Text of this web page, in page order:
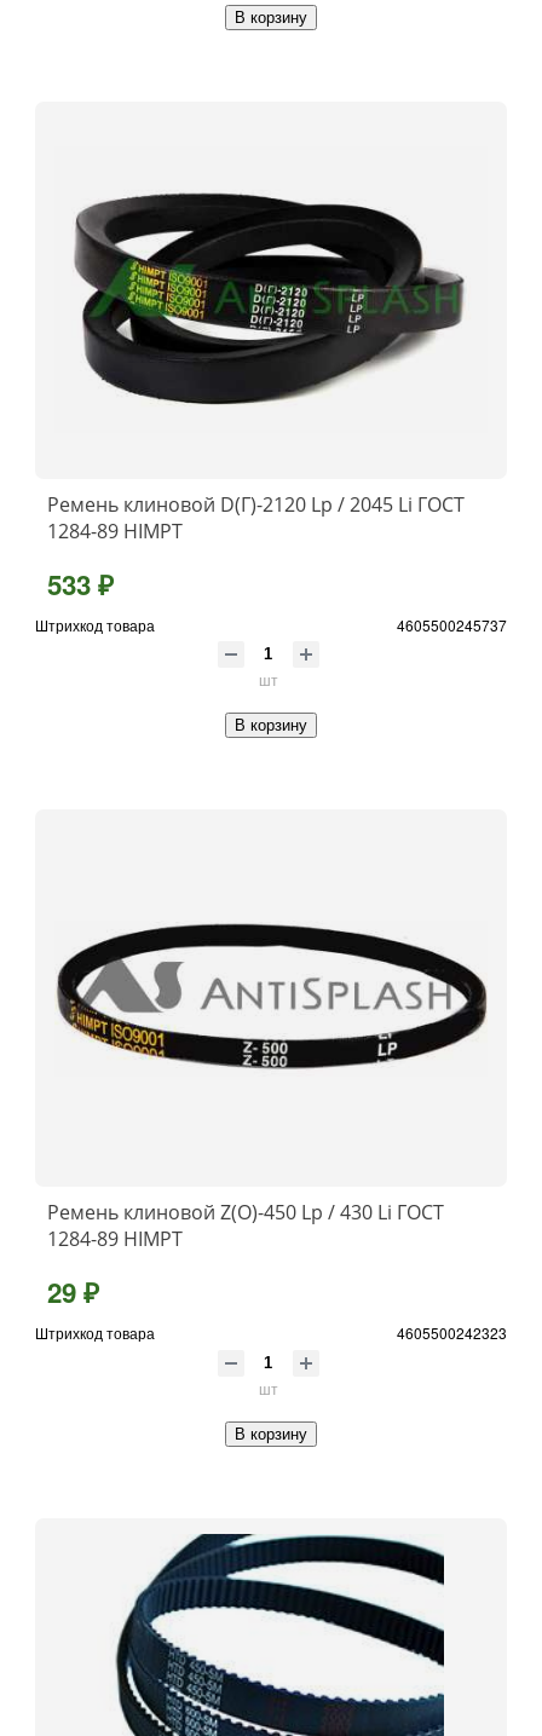
В корзину
Ремень клиновой D(Г)-2120 Lp / 2045 Li ГОСТ
1284-89 HIMPT
533 ₽
Штрихкод товара 4605500245737
шт
В корзину
Ремень клиновой Z(О)-450 Lp / 430 Li ГОСТ
1284-89 HIMPT
29 ₽
Штрихкод товара 4605500242323
шт
В корзину